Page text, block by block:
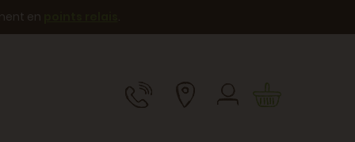
en .